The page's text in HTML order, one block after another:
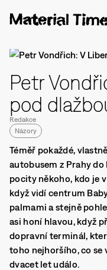
Petr
pod
Redakce
Názory
Téměř pokaždé,
autobusem z Prahy do
pocity někoho, kdo je
když vidí centrum
palmami a stejně
asi honí hlavou, když
dopravní terminál,
toho nejhoršího, co se
dvacet let událo.